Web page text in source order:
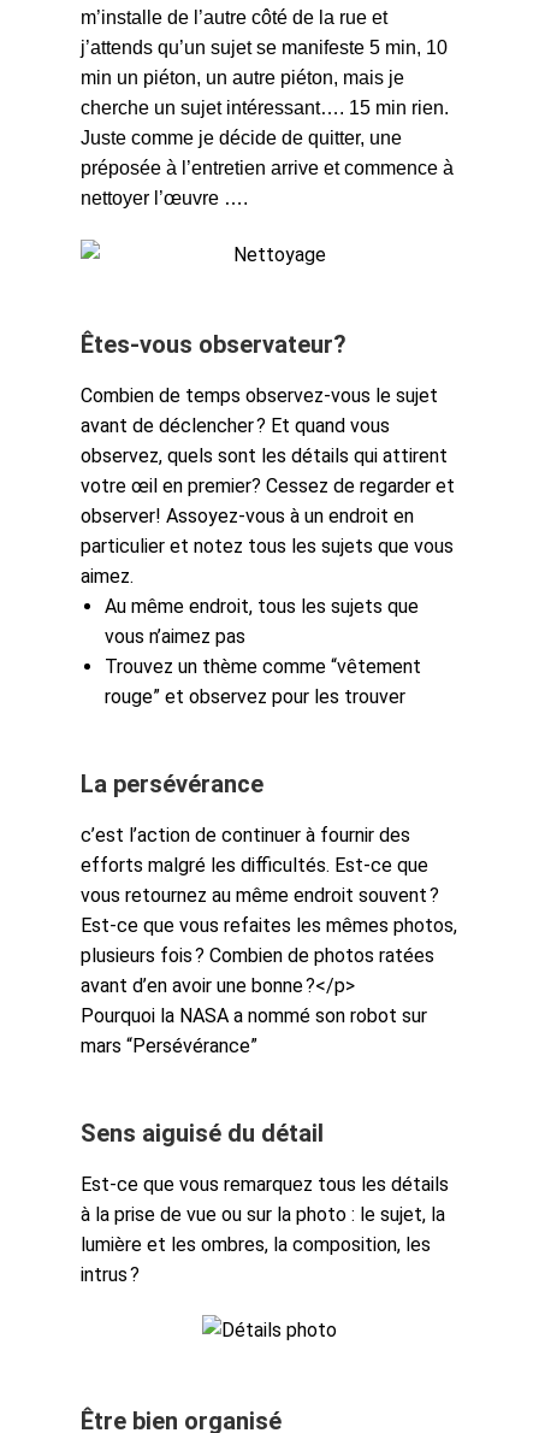
m’installe de l’autre côté de la rue et
j’attends qu’un sujet se manifeste 5 min, 10
min un piéton, un autre piéton, mais je
cherche un sujet intéressant…. 15 min rien.
Juste comme je décide de quitter, une
préposée à l’entretien arrive et commence à
nettoyer l’œuvre ….
Êtes-vous observateur?
Combien de temps observez-vous le sujet
avant de déclencher ? Et quand vous
observez, quels sont les détails qui attirent
votre œil en premier? Cessez de regarder et
observer! Assoyez-vous à un endroit en
particulier et notez tous les sujets que vous
aimez.
Au même endroit, tous les sujets que
vous n’aimez pas
Trouvez un thème comme “vêtement
rouge” et observez pour les trouver
La persévérance
c’est l’action de continuer à fournir des
efforts malgré les difficultés. Est-ce que
vous retournez au même endroit souvent ?
Est-ce que vous refaites les mêmes photos,
plusieurs fois ? Combien de photos ratées
avant d’en avoir une bonne ?</p>
Pourquoi la NASA a nommé son robot sur
mars “Persévérance”
Sens aiguisé du détail
Est-ce que vous remarquez tous les détails
à la prise de vue ou sur la photo : le sujet, la
lumière et les ombres, la composition, les
intrus ?
Être bien organisé